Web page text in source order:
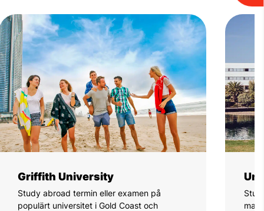
Griffith University
Study abroad termin eller examen på
populärt universitet i Gold Coast och